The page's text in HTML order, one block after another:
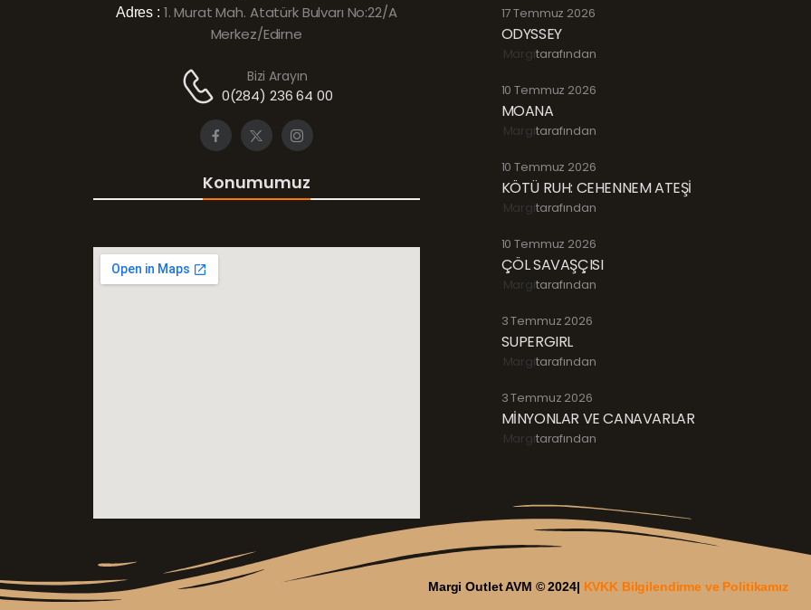
Adres : 1. Murat Mah. Atatürk Bulvarı No:22/A
Merkez/Edirne
Bizi Arayın
0(284) 236 64 00
Konumumuz
17 Temmuz 2026
ODYSSEY
Margitarafından
10 Temmuz 2026
MOANA
Margitarafından
10 Temmuz 2026
KÖTÜ RUH: CEHENNEM ATEŞİ
Margitarafından
10 Temmuz 2026
ÇÖL SAVAŞÇISI
Margitarafından
3 Temmuz 2026
SUPERGIRL
Margitarafından
3 Temmuz 2026
MİNYONLAR VE CANAVARLAR
Margitarafından
Margi Outlet AVM © 2024| KVKK Bilgilendirme ve Politikamız